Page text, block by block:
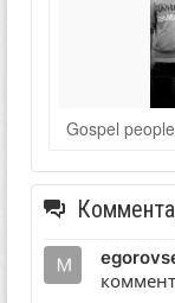
Gospel people